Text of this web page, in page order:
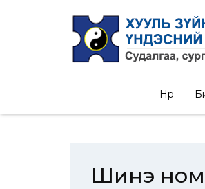
Нүүр
Шинэ